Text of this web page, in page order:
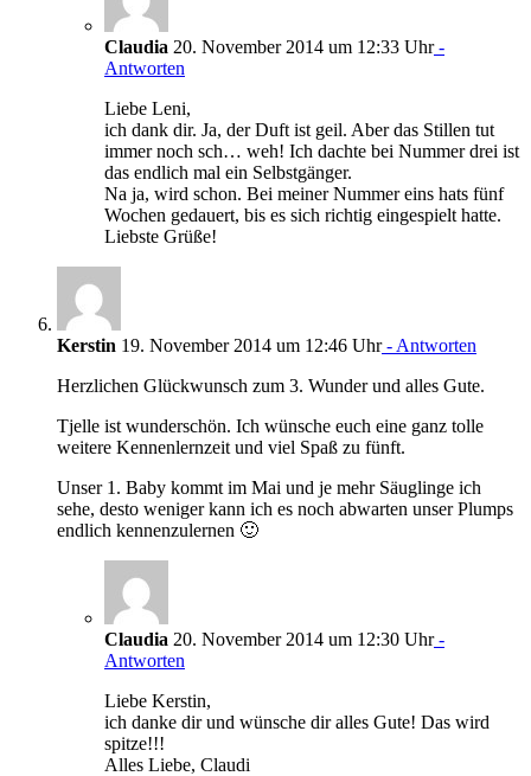
Claudia 20. November 2014 um 12:33 Uhr-
Antworten
Liebe Leni,
ich dank dir. Ja, der Duft ist geil. Aber das Stillen tut
immer noch sch… weh! Ich dachte bei Nummer drei ist
das endlich mal ein Selbstgänger.
Na ja, wird schon. Bei meiner Nummer eins hats fünf
Wochen gedauert, bis es sich richtig eingespielt hatte.
Liebste Grüße!
Kerstin 19. November 2014 um 12:46 Uhr- Antworten
Herzlichen Glückwunsch zum 3. Wunder und alles Gute.
Tjelle ist wunderschön. Ich wünsche euch eine ganz tolle
weitere Kennenlernzeit und viel Spaß zu fünft.
Unser 1. Baby kommt im Mai und je mehr Säuglinge ich
sehe, desto weniger kann ich es noch abwarten unser Plumps
endlich kennenzulernen 🙂
Claudia 20. November 2014 um 12:30 Uhr-
Antworten
Liebe Kerstin,
ich danke dir und wünsche dir alles Gute! Das wird
spitze!!!
Alles Liebe, Claudi